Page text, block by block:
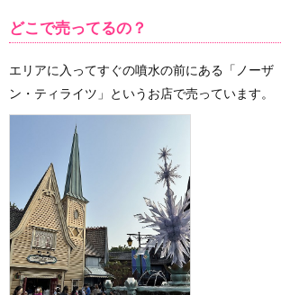
どこで売ってるの？
エリアに入ってすぐの噴水の前にある「ノーザ
ン・ティライツ」というお店で売っています。